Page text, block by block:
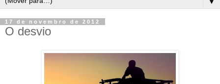
17 de novembro de 2012
O desvio